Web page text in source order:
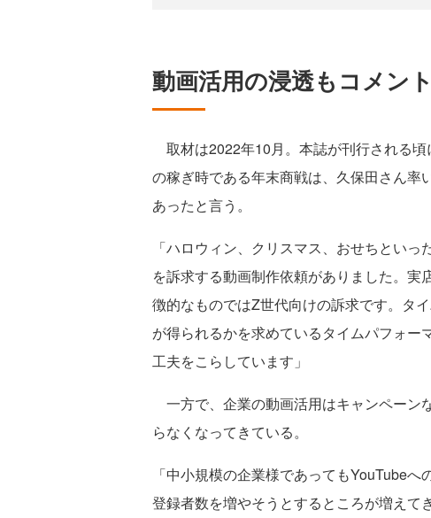
動画活用の浸透もコメン
取材は2022年10月。本誌が刊行される
の稼ぎ時である年末商戦は、久保田さん
あったと言う。
「ハロウィン、クリスマス、おせちとい
を訴求する動画制作依頼がありました。
徴的なものではZ世代向けの訴求です。タ
が得られるかを求めているタイムパフォー
工夫をこらしています」
一方で、企業の動画活用はキャンペーン
らなくなってきている。
「中小規模の企業様であってもYouTube
登録者数を増やそうとするところが増えて